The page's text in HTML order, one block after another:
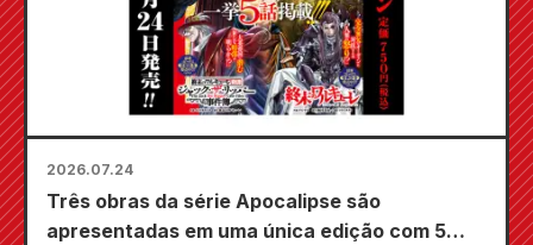
2026.07.24
Três obras da série Apocalipse são
apresentadas em uma única edição com 5